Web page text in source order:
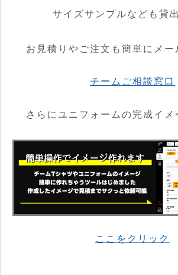
サイズサンプルなども貸
お見積りやご注文も簡単にメー
チームご相談窓口
さらにユニフォームの完成イメ
ここをクリック